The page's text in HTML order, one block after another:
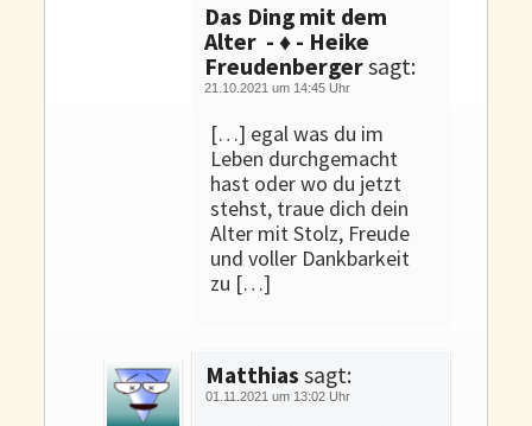
Das Ding mit dem
Alter - ♦ - Heike
Freudenbergersagt:
21.10.2021 um 14:45 Uhr
[…] egal was du im
Leben durchgemacht
hast oder wo du jetzt
stehst, traue dich dein
Alter mit Stolz, Freude
und voller Dankbarkeit
zu […]
Matthias sagt:
01.11.2021 um 13:02 Uhr